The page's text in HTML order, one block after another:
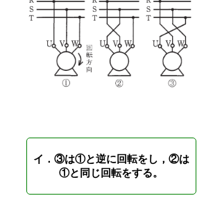
イ．③は①と逆に回転をし，②は
①と同じ回転をする。